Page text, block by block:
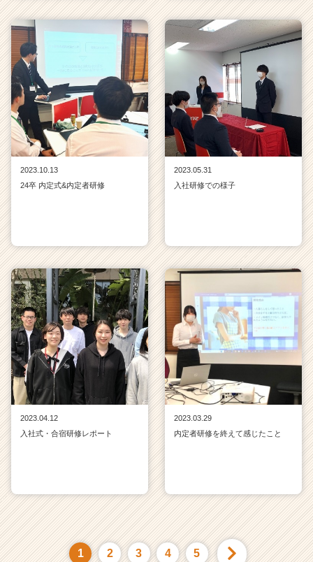
2023.10.13
24卒 内定式&内定者研修
2023.05.31
入社研修での様子
2023.04.12
入社式・合宿研修レポート
2023.03.29
内定者研修を終えて感じたこと
1 2 3 4 5